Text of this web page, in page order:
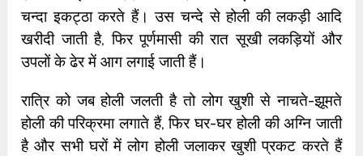
चन्दा इकट्ठा करते हैं। उस चन्दे से होली की लकड़ी आदि
खरीदी जाती है, फिर पूर्णमासी की रात सूखी लकड़ियों और
उपलों के ढेर में आग लगाई जाती हैं।
रात्रि को जब होली जलती है तो लोग खुशी से नाचते-झूमते
होली की परिक्रमा लगाते हैं, फिर घर-घर होली की अग्नि जाती
है और सभी घरों में लोग होली जलाकर खुशी प्रकट करते हैं